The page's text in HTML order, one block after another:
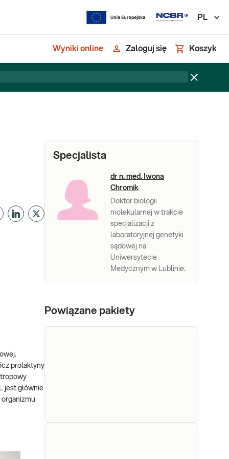
PL
Wyniki online Zaloguj się Koszyk
prolaktyny
jest głównie
Specjalista
dr n. med. Iwona
Chromik
Doktor biologii
molekularnej w trakcie
specjalizacji z
laboratoryjnej genetyki
sądowej na
Uniwersytecie
Medycznym w Lublinie.
Powiązane pakiety